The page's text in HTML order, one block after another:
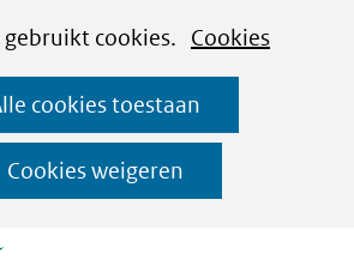
gebruikt cookies. Cookies
cookies toestaan
Cookies weigeren
Ga
naar
de
inhoud